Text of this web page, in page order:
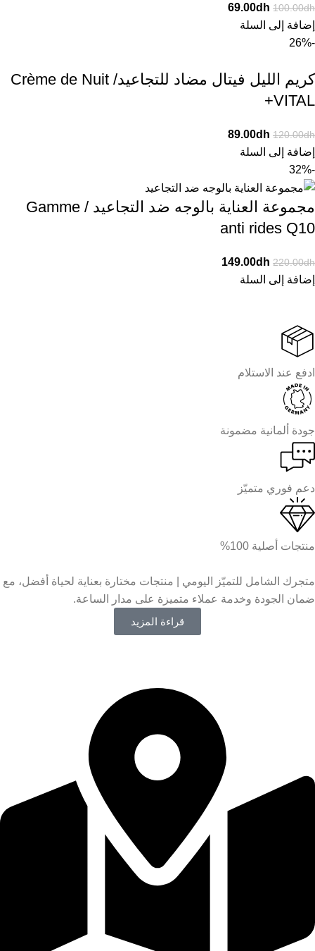
100.00dh
69.00dh
إضافة إلى السلة
-26%
كريم الليل فيتال مضاد للتجاعيد/ Crème de Nuit
VITAL+
120.00dh
89.00dh
إضافة إلى السلة
-32%
مجموعة العناية بالوجه ضد التجاعيد / Gamme
anti rides Q10
220.00dh
149.00dh
إضافة إلى السلة
ادفع عند الاستلام
جودة ألمانية مضمونة
دعم فوري متميّز
منتجات أصلية 100%
متجرك الشامل للتميّز اليومي | منتجات مختارة بعناية لحياة أفضل، مع
ضمان الجودة وخدمة عملاء متميزة على مدار الساعة.
قراءة المزيد